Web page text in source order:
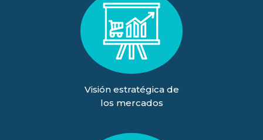
Visión estratégica de
los mercados